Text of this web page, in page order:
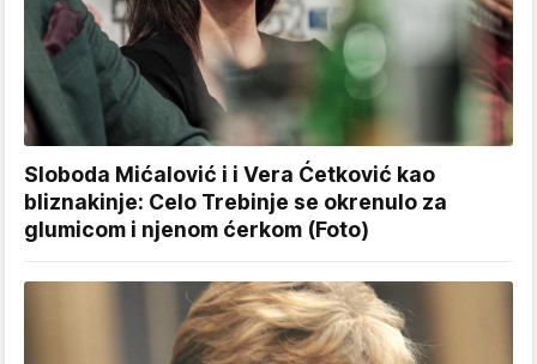
Sloboda Mićalović i i Vera Ćetković kao
bliznakinje: Celo Trebinje se okrenulo za
glumicom i njenom ćerkom (Foto)